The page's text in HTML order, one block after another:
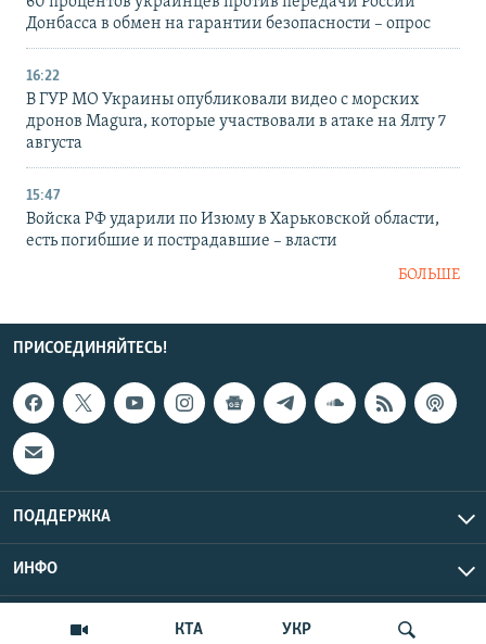
КТА УКР
Донбасса в обмен на гарантии безопасности – опрос
16:22
В ГУР МО Украины опубликовали видео с морских
дронов Magura, которые участвовали в атаке на Ялту 7
августа
15:47
Войска РФ ударили по Изюму в Харьковской области,
есть погибшие и пострадавшие – власти
БОЛЬШЕ
ПРИСОЕДИНЯЙТЕСЬ!
ПОДДЕРЖКА
ИНФО
Copyright Крым.Реалии, 2026 | Все права защищены.
UTC+3